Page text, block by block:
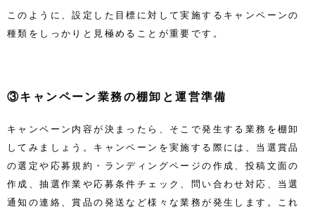
このように、設定した目標に対して実施するキャンペーンの
種類をしっかりと見極めることが重要です。
③キャンペーン業務の棚卸と運営準備
キャンペーン内容が決まったら、そこで発生する業務を棚卸
してみましょう。キャンペーンを実施する際には、当選賞品
の選定や応募規約・ランディングページの作成、投稿文面の
作成、抽選作業や応募条件チェック、問い合わせ対応、当選
通知の連絡、賞品の発送など様々な業務が発生します。これ